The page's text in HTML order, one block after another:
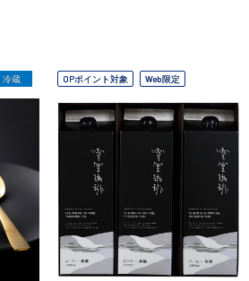
冷蔵 OPポイント対象 Web限定